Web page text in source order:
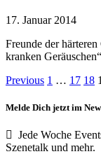
17. Januar 2014
Freunde der
kranken
Previous 1 … 17 18
Melde Dich jetzt im
Jede Woche
Szenetalk und mehr.